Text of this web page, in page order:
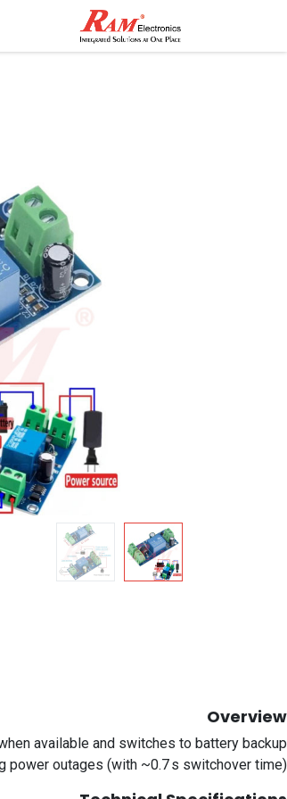
Overview
available and switches to battery backup
power outages (with ~0.7 s switchover time).